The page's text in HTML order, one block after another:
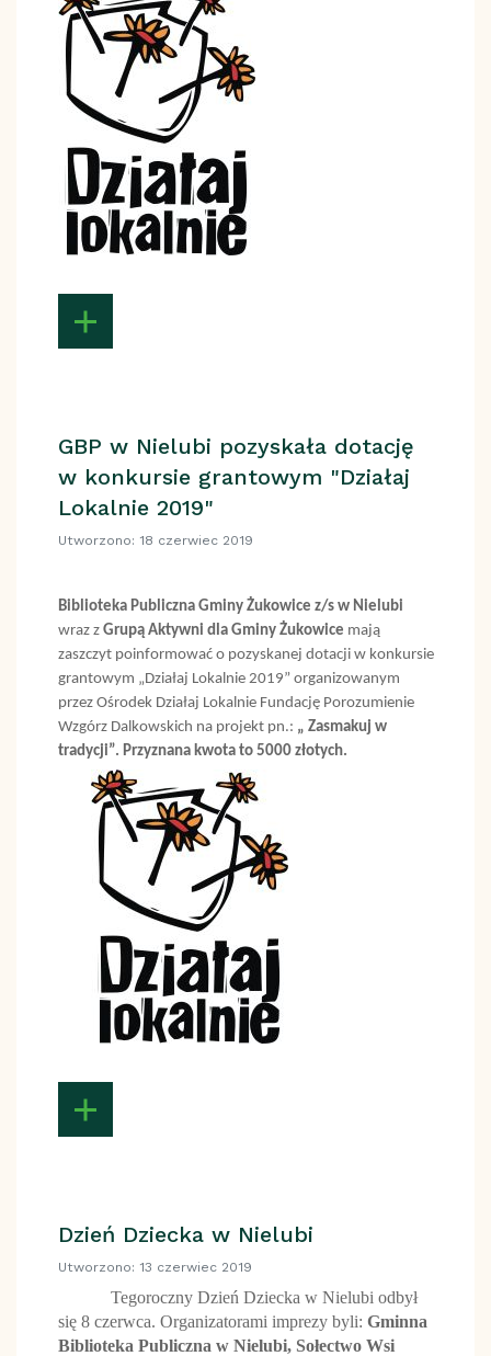
GBP w Nielubi pozyskała dotację
w konkursie grantowym "Działaj
Lokalnie 2019"
Utworzono: 18 czerwiec 2019
Biblioteka Publiczna Gminy Żukowice z/s w Nielubi
wraz z Grupą Aktywni dla Gminy Żukowice mają
zaszczyt poinformować o pozyskanej dotacji w konkursie
grantowym „Działaj Lokalnie 2019” organizowanym
przez Ośrodek Działaj Lokalnie Fundację Porozumienie
Wzgórz Dalkowskich na projekt pn.: „ Zasmakuj w
tradycji”. Przyznana kwota to 5000 złotych.
Dzień Dziecka w Nielubi
Utworzono: 13 czerwiec 2019
Tegoroczny Dzień Dziecka w Nielubi odbył
się 8 czerwca. Organizatorami imprezy byli: Gminna
Biblioteka Publiczna w Nielubi, Sołectwo Wsi